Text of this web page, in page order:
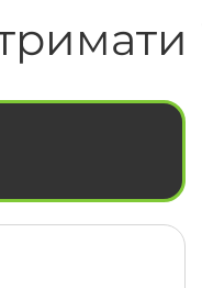
величезна
іншими
і сама буду
дякую усій